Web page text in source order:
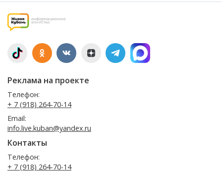
Реклама на проекте
Телефон:
+ 7 (918) 264-70-14
Email:
info.live.kuban@yandex.ru
Контакты
Телефон:
+ 7 (918) 264-70-14